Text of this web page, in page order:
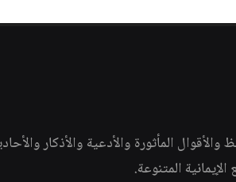
المأثورة والأدعية والأذكار
المتنوعة.